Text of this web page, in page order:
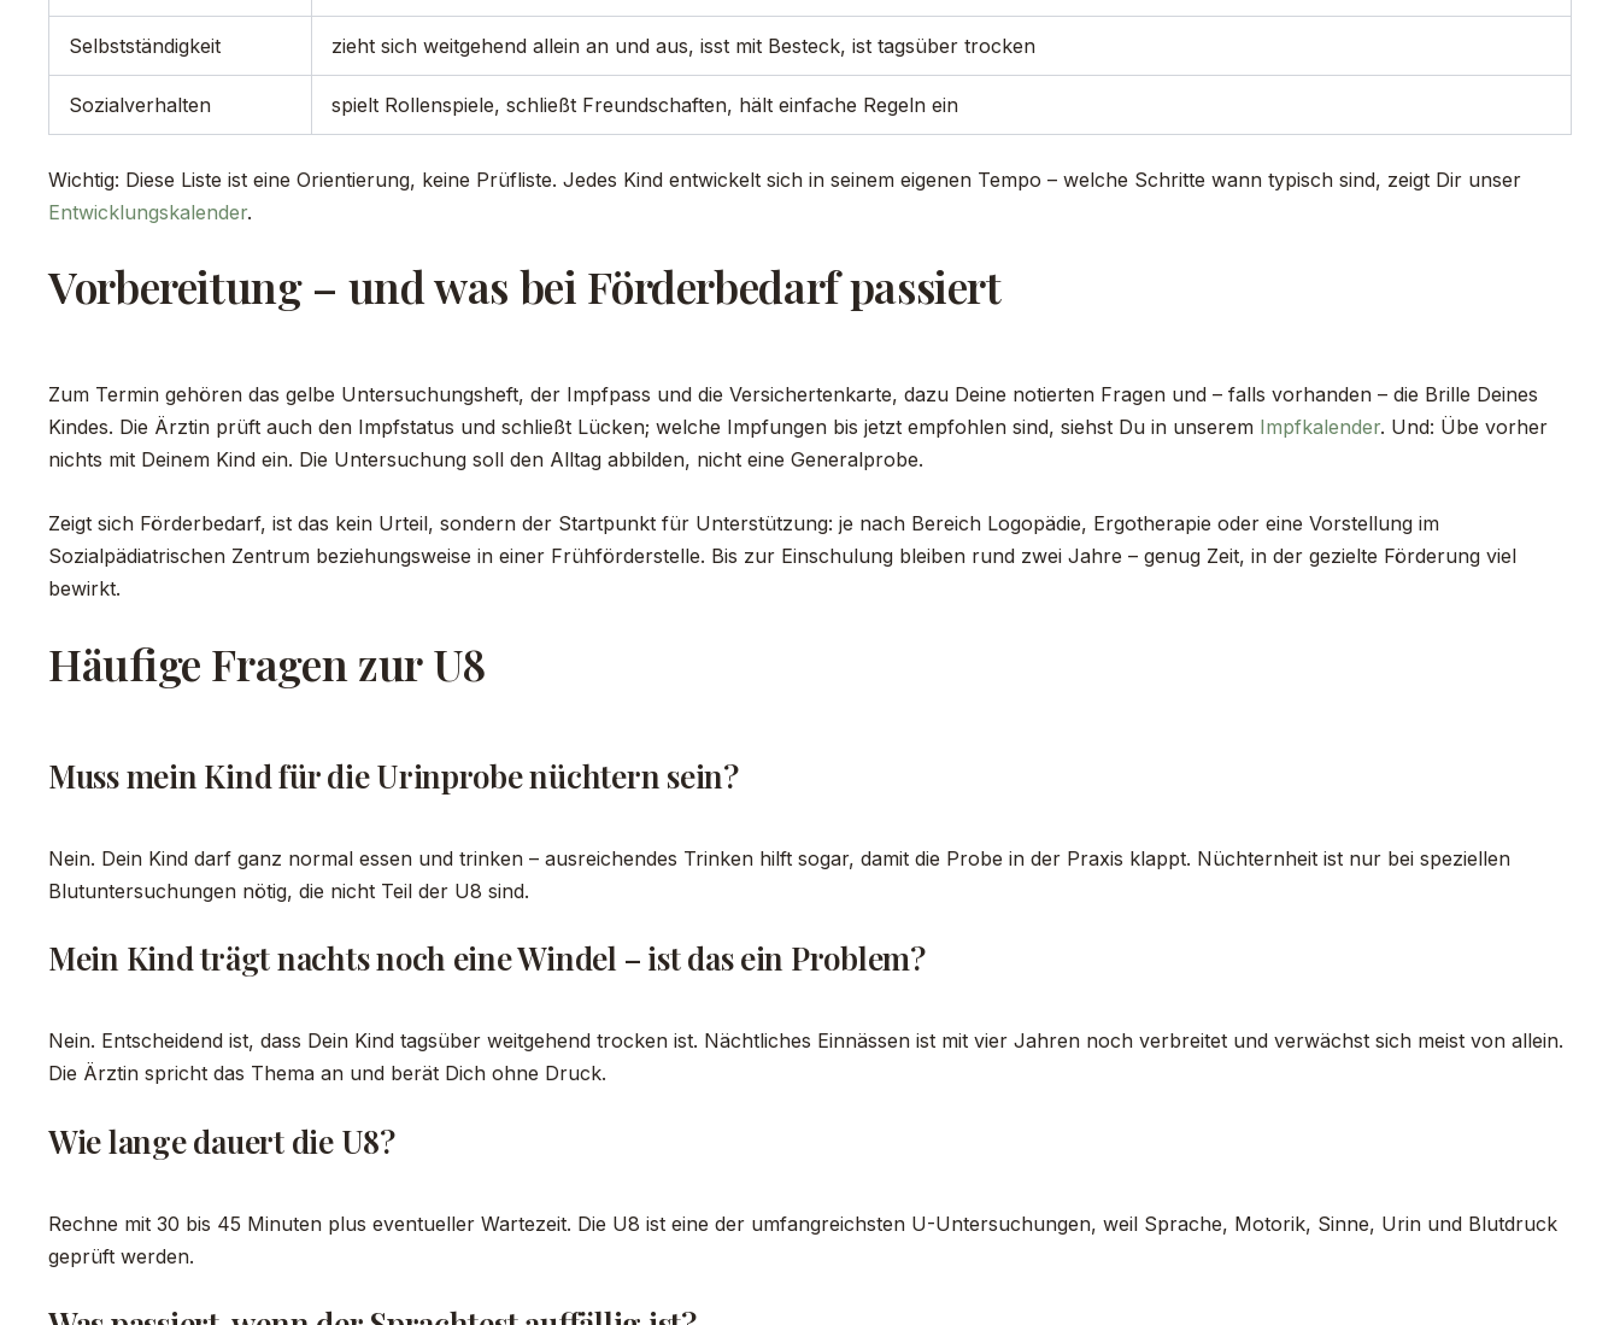
Selbstständigkeit zieht sich weitgehend allein an und aus, isst mit Besteck, ist tagsüber trocken
Sozialverhalten spielt Rollenspiele, schließt Freundschaften, hält einfache Regeln ein
Wichtig: Diese Liste ist eine Orientierung, keine Prüfliste. Jedes Kind entwickelt sich in seinem eigenen Tempo – welche Schritte wann typisch sind, zeigt Dir unser
Entwicklungskalender.
Vorbereitung – und was bei Förderbedarf passiert
Zum Termin gehören das gelbe Untersuchungsheft, der Impfpass und die Versichertenkarte, dazu Deine notierten Fragen und – falls vorhanden – die Brille Deines
Kindes. Die Ärztin prüft auch den Impfstatus und schließt Lücken; welche Impfungen bis jetzt empfohlen sind, siehst Du in unserem Impfkalender. Und: Übe vorher
nichts mit Deinem Kind ein. Die Untersuchung soll den Alltag abbilden, nicht eine Generalprobe.
Zeigt sich Förderbedarf, ist das kein Urteil, sondern der Startpunkt für Unterstützung: je nach Bereich Logopädie, Ergotherapie oder eine Vorstellung im
Sozialpädiatrischen Zentrum beziehungsweise in einer Frühförderstelle. Bis zur Einschulung bleiben rund zwei Jahre – genug Zeit, in der gezielte Förderung viel
bewirkt.
Häufige Fragen zur U8
Muss mein Kind für die Urinprobe nüchtern sein?
Nein. Dein Kind darf ganz normal essen und trinken – ausreichendes Trinken hilft sogar, damit die Probe in der Praxis klappt. Nüchternheit ist nur bei speziellen
Blutuntersuchungen nötig, die nicht Teil der U8 sind.
Mein Kind trägt nachts noch eine Windel – ist das ein Problem?
Nein. Entscheidend ist, dass Dein Kind tagsüber weitgehend trocken ist. Nächtliches Einnässen ist mit vier Jahren noch verbreitet und verwächst sich meist von allein.
Die Ärztin spricht das Thema an und berät Dich ohne Druck.
Wie lange dauert die U8?
Rechne mit 30 bis 45 Minuten plus eventueller Wartezeit. Die U8 ist eine der umfangreichsten U-Untersuchungen, weil Sprache, Motorik, Sinne, Urin und Blutdruck
geprüft werden.